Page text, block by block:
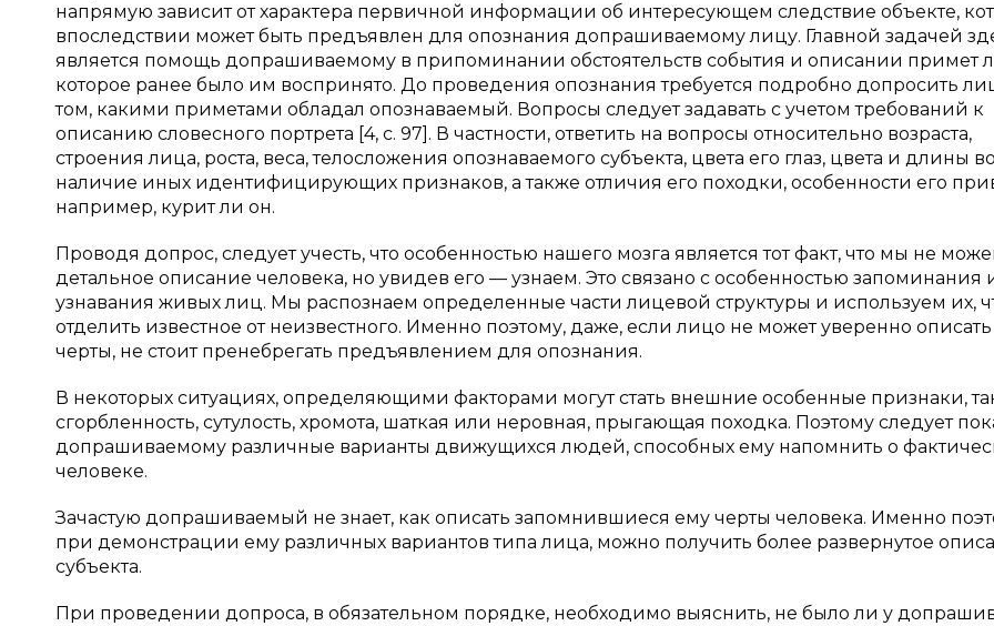
напрямую зависит от характера первичной информации об интересующем следствие объекте,
впоследствии может быть предъявлен для опознания допрашиваемому лицу. Главной задачей
является помощь допрашиваемому в припоминании обстоятельств события и описании примет
которое ранее было им воспринято. До проведения опознания требуется подробно допросить
том, какими приметами обладал опознаваемый. Вопросы следует задавать с учетом требований к
описанию словесного портрета [4, c. 97]. В частности, ответить на вопросы относительно возраста,
строения лица, роста, веса, телосложения опознаваемого субъекта, цвета его глаз, цвета и длины
наличие иных идентифицирующих признаков, а также отличия его походки, особенности его
например, курит ли он.
Проводя допрос, следует учесть, что особенностью нашего мозга является тот факт, что мы не
детальное описание человека, но увидев его — узнаем. Это связано с особенностью запоминания
узнавания живых лиц. Мы распознаем определенные части лицевой структуры и используем их,
отделить известное от неизвестного. Именно поэтому, даже, если лицо не может уверенно описать
черты, не стоит пренебрегать предъявлением для опознания.
В некоторых ситуациях, определяющими факторами могут стать внешние особенные признаки,
сгорбленность, сутулость, хромота, шаткая или неровная, прыгающая походка. Поэтому следует
допрашиваемому различные варианты движущихся людей, способных ему напомнить о
человеке.
Зачастую допрашиваемый не знает, как описать запомнившиеся ему черты человека. Именно
при демонстрации ему различных вариантов типа лица, можно получить более развернутое
субъекта.
При проведении допроса, в обязательном порядке, необходимо выяснить, не было ли у